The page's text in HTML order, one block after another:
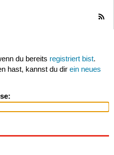
du bereits registriert bist.
hast, kannst du dir ein neues